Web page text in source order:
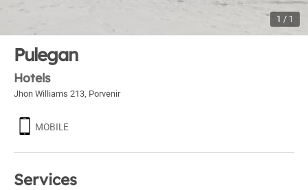
1 / 1
Pulegan
Hotels
Jhon Williams 213, Porvenir
MOBILE
Services